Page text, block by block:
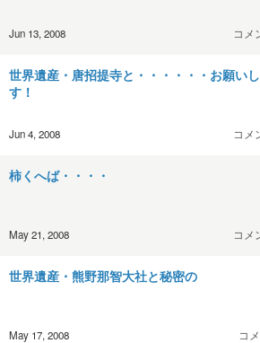
Jun 13, 2008 コメ
世界遺産・唐招提寺と・・・・・・お願い
す！
Jun 4, 2008 コメ
柿くへば・・・・
May 21, 2008 コメ
世界遺産・熊野那智大社と秘密の
May 17, 2008 コ